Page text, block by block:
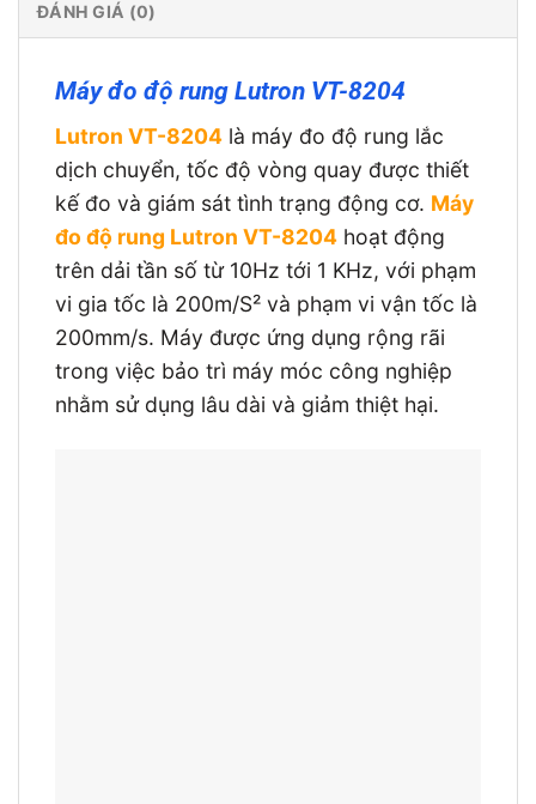
ĐÁNH GIÁ (0)
Máy đo độ rung Lutron VT-8204
Lutron VT-8204 là máy đo độ rung lắc
dịch chuyển, tốc độ vòng quay được thiết
kế đo và giám sát tình trạng động cơ. Máy
đo độ rung Lutron VT-8204 hoạt động
trên dải tần số từ 10Hz tới 1 KHz, với phạm
vi gia tốc là 200m/S² và phạm vi vận tốc là
200mm/s. Máy được ứng dụng rộng rãi
trong việc bảo trì máy móc công nghiệp
nhằm sử dụng lâu dài và giảm thiệt hại.